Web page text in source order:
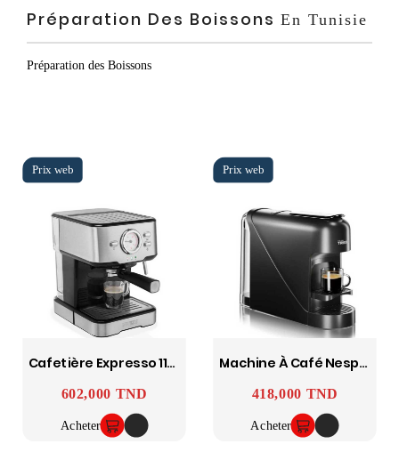
Préparation Des Boissons En Tunisie
Préparation des Boissons
Cafetière Expresso 1100W - Inox PRINCESS
Prix
602,000 TND
Acheter
Machine À Café Nespresso CM-2300 1400W - Noir TRISTAR
Prix
418,000 TND
Acheter